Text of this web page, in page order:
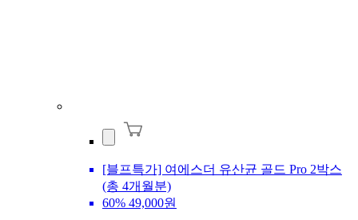
[블프특가] 여에스더 유산균 골드 Pro 2박스
(총 4개월분)
60% 49,000원